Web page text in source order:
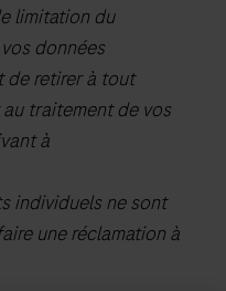
limitation du
données
de retirer à tout
traitement de vos
à
individuels ne sont
une réclamation à